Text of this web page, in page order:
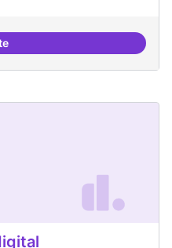
línia de DDHH i capa